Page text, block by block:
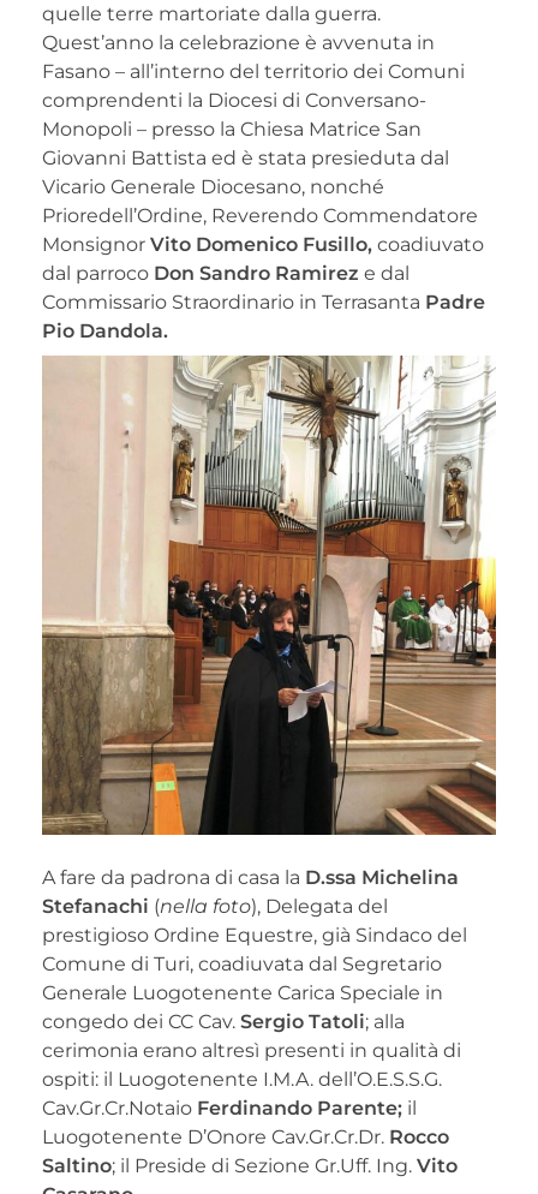
quelle terre martoriate dalla guerra.
Quest’anno la celebrazione è avvenuta in
Fasano – all’interno del territorio dei Comuni
comprendenti la Diocesi di Conversano-
Monopoli – presso la Chiesa Matrice San
Giovanni Battista ed è stata presieduta dal
Vicario Generale Diocesano, nonché
Prioredell’Ordine, Reverendo Commendatore
Monsignor Vito Domenico Fusillo, coadiuvato
dal parroco Don Sandro Ramirez e dal
Commissario Straordinario in Terrasanta Padre
Pio Dandola.
A fare da padrona di casa la D.ssa Michelina
Stefanachi (nella foto), Delegata del
prestigioso Ordine Equestre, già Sindaco del
Comune di Turi, coadiuvata dal Segretario
Generale Luogotenente Carica Speciale in
congedo dei CC Cav. Sergio Tatoli; alla
cerimonia erano altresì presenti in qualità di
ospiti: il Luogotenente I.M.A. dell’O.E.S.S.G.
Cav.Gr.Cr.Notaio Ferdinando Parente; il
Luogotenente D’Onore Cav.Gr.Cr.Dr. Rocco
Saltino; il Preside di Sezione Gr.Uff. Ing. Vito